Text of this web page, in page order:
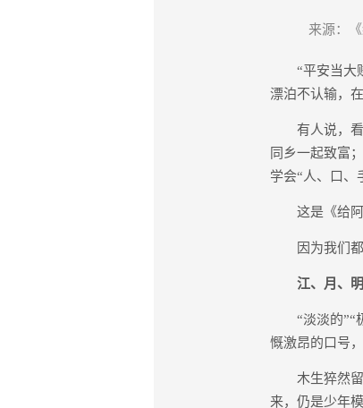
来源：
“平安当大赚
漂泊不认输，
有人说，看
同乡一起致富
学会“人、口
这是《给阿
因为我们都
江、月、明
“淡淡的”“极
慨激昂的口号
木生猝然留
来，仍是少年模